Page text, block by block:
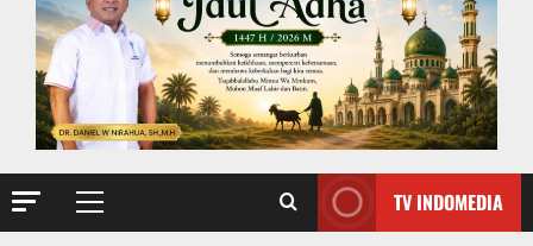
TV INDOMEDIA